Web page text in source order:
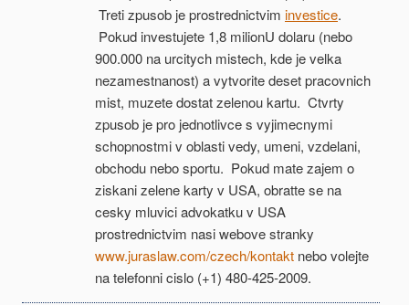
Treti zpusob je prostrednictvim investice.
Pokud investujete 1,8 milionU dolaru (nebo
900.000 na urcitych mistech, kde je velka
nezamestnanost) a vytvorite deset pracovnich
mist, muzete dostat zelenou kartu. Ctvrty
zpusob je pro jednotlivce s vyjimecnymi
schopnostmi v oblasti vedy, umeni, vzdelani,
obchodu nebo sportu. Pokud mate zajem o
ziskani zelene karty v USA, obratte se na
cesky mluvici advokatku v USA
prostrednictvim nasi webove stranky
www.juraslaw.com/czech/kontakt nebo volejte
na telefonni cislo (+1) 480-425-2009.